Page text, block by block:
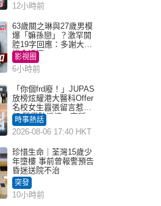
12小時前
63歲關之琳與27歲男模
爆「嫲孫戀」？激罕開
腔19字回應：多謝大家
掛念近況
影視圈
6小時前
「你個frd廢！」JUPAS
放榜炫耀港大醫科Offer
名校女生囂張留言惹眾
怒 醫學院澄清：宣稱
「40.5分獲錄取」不符事
實｜Juicy叮
時事熱話
2026-08-06 17:40 HKT
珍惜生命｜荃灣15歲少
年墮樓 事前曾報警預告
昏迷送院不治
突發
10小時前